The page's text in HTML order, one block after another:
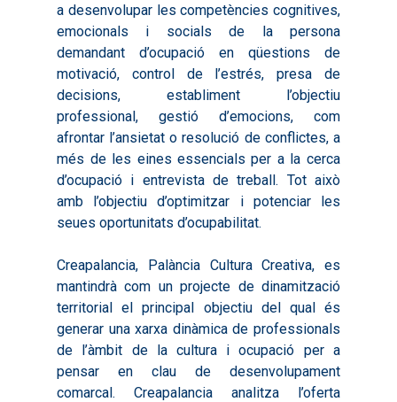
a desenvolupar les competències cognitives,
emocionals i socials de la persona
demandant d’ocupació en qüestions de
motivació, control de l’estrés, presa de
decisions, establiment l’objectiu
professional, gestió d’emocions, com
afrontar l’ansietat o resolució de conflictes, a
més de les eines essencials per a la cerca
d’ocupació i entrevista de treball. Tot això
amb l’objectiu d’optimitzar i potenciar les
seues oportunitats d’ocupabilitat.
Creapalancia, Palància Cultura Creativa, es
mantindrà com un projecte de dinamització
territorial el principal objectiu del qual és
generar una xarxa dinàmica de professionals
de l’àmbit de la cultura i ocupació per a
pensar en clau de desenvolupament
comarcal. Creapalancia analitza l’oferta
Objectius
Valoració de Projectes
Experimentals
Processos d’Innovació
Territorial
Necessitats
Formació Pactes 2022
Altres Accions:
2018
2019
2020
2016
2017
2018
2019
2020
2021
2022
Resums Projectes
Experimentals
2024
Informes
Infografies
Infografies 2021
Infografies 2022
Infografies 2023
Pactes per
LABORA
Documentació
Audiovisuals
Informació Estadística
ODS
Noticies
Actualitat
Butlletins de Notícies
Contacte